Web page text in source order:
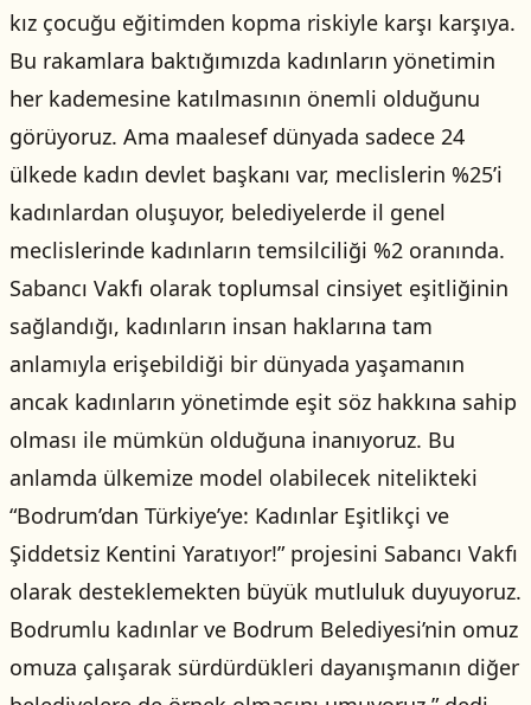
kız çocuğu eğitimden kopma riskiyle karşı karşıya.
Bu rakamlara baktığımızda kadınların yönetimin
her kademesine katılmasının önemli olduğunu
görüyoruz. Ama maalesef dünyada sadece 24
ülkede kadın devlet başkanı var, meclislerin %25’i
kadınlardan oluşuyor, belediyelerde il genel
meclislerinde kadınların temsilciliği %2 oranında.
Sabancı Vakfı olarak toplumsal cinsiyet eşitliğinin
sağlandığı, kadınların insan haklarına tam
anlamıyla erişebildiği bir dünyada yaşamanın
ancak kadınların yönetimde eşit söz hakkına sahip
olması ile mümkün olduğuna inanıyoruz. Bu
anlamda ülkemize model olabilecek nitelikteki
“Bodrum’dan Türkiye’ye: Kadınlar Eşitlikçi ve
Şiddetsiz Kentini Yaratıyor!” projesini Sabancı Vakfı
olarak desteklemekten büyük mutluluk duyuyoruz.
Bodrumlu kadınlar ve Bodrum Belediyesi’nin omuz
omuza çalışarak sürdürdükleri dayanışmanın diğer